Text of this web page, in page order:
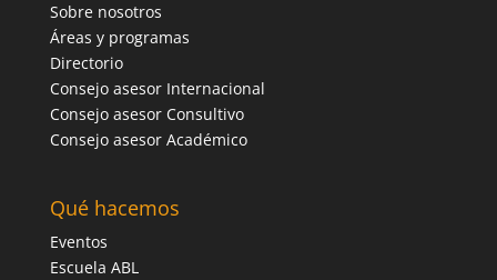
Sobre nosotros
Áreas y programas
Directorio
Consejo asesor Internacional
Consejo asesor Consultivo
Consejo asesor Académico
Qué hacemos
Eventos
Escuela ABL